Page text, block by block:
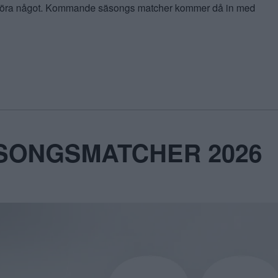
något. Kommande säsongs matcher kommer då in med
2026